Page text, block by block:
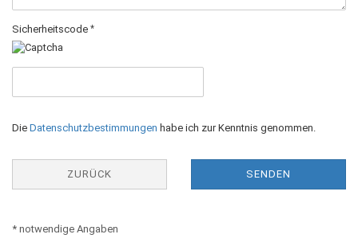
Sicherheitscode
DATENSCHUTZBESTIMMUNGEN
Die Datenschutzbestimmungen habe ich zur Kenntnis genommen.
ZURÜCK SENDEN
* notwendige Angaben